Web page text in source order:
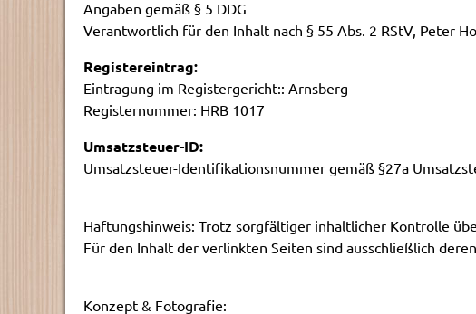
Angaben gemäß § 5 DDG
Verantwortlich für den Inhalt nach § 55 Abs. 2 RStV, Peter
Registereintrag:
Eintragung im Registergericht:: Arnsberg
Registernummer: HRB 1017
Umsatzsteuer-ID:
Umsatzsteuer-Identifikationsnummer gemäß §27a
Haftungshinweis: Trotz sorgfältiger inhaltlicher Kontrolle
Für den Inhalt der verlinkten Seiten sind ausschließlich
Konzept & Fotografie: